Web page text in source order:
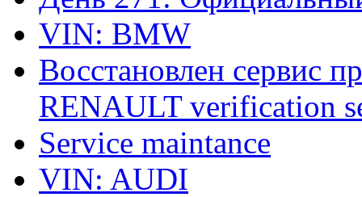
VIN: BMW
Восстановлен сервис
RENAULT verification
Service maintance
VIN: AUDI